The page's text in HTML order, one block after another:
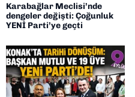
Karabağlar Meclisi’nde
dengeler değişti: Çoğunluk
YENİ Parti’ye geçti